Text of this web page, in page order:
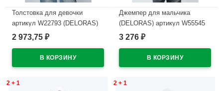
Толстовка для девочки
артикул W22793 (DELORAS)
размер цвет черный
2 973,75 ₽
Джемпер для мальчика
(DELORAS) артикул W55545
размер 34/134-44/164 цвет
3 276 ₽
2 + 1 2 + 1